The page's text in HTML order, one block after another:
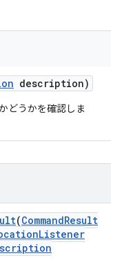
description)
どうかを確認しま
(CommandResult
Listener